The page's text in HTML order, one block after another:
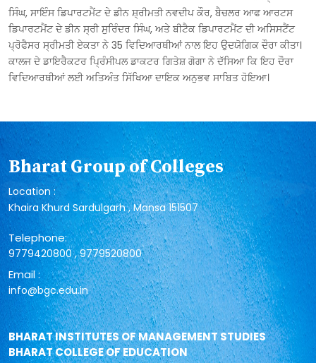
ਸਿੰਘ, ਸਾਇੰਸ ਡਿਪਾਰਟਮੈਂਟ ਦੇ ਡੀਨ ਸ਼੍ਰੀਮਤੀ ਨਵਦੀਪ ਕੌਰ, ਬੈਚਲਰ ਆਫ ਆਰਟਸ
ਡਿਪਾਰਟਮੈਂਟ ਦੇ ਡੀਨ ਸ੍ਰੀ ਸੁਰਿੰਦਰ ਸਿੰਘ, ਅਤੇ ਬੀਟੈਕ ਡਿਪਾਰਟਮੈਂਟ ਦੀ ਅਸਿਸਟੈਂਟ
ਪ੍ਰੋਫੈਸਰ ਸ੍ਰੀਮਤੀ ਏਕਤਾ ਨੇ 35 ਵਿਦਿਆਰਥੀਆਂ ਨਾਲ ਇਹ ਉਦਯੋਗਿਕ ਦੌਰਾ ਕੀਤਾ।
ਕਾਲਜ ਦੇ ਡਾਇਰੈਕਟਰ ਪ੍ਰਿੰਸੀਪਲ ਡਾਕਟਰ ਗਿਤੇਸ਼ ਗੋਗਾ ਨੇ ਦੱਸਿਆ ਕਿ ਇਹ ਦੌਰਾ
ਵਿਦਿਆਰਥੀਆਂ ਲਈ ਅਤਿਅੰਤ ਸਿੱਖਿਆ ਦਾਇਕ ਅਨੁਭਵ ਸਾਬਿਤ ਹੋਇਆ।
Bharat Group of Colleges
Location :
Khaira Khurd Sardulgarh , Mansa 151507
Telephone:
9779420800,9779520800
Email :
info@bgc.edu.in
BHARAT INSTITUTES OF MANAGEMENT STUDIES
BHARAT COLLEGE OF EDUCATION